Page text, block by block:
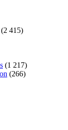
415)
(1 217)
(266)